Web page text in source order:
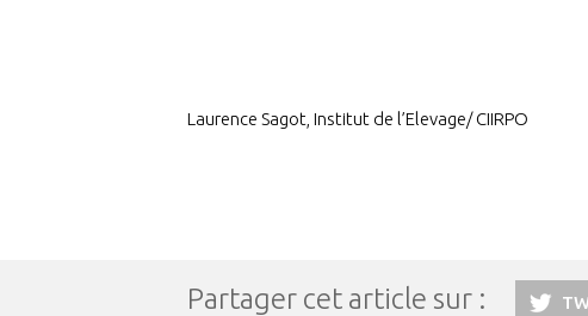
Laurence Sagot, Institut de l’Elevage/ CIIRPO
Partager cet article sur :